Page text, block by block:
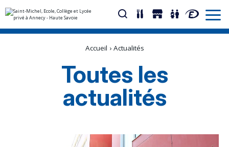
Aller
Outils
Accueil › Actualités
Toutes les
actualités